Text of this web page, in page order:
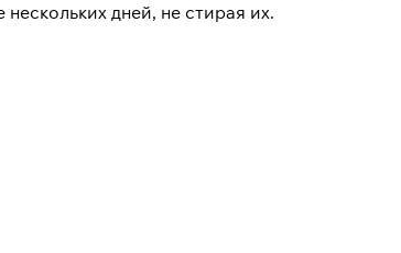
дней, не стирая их.